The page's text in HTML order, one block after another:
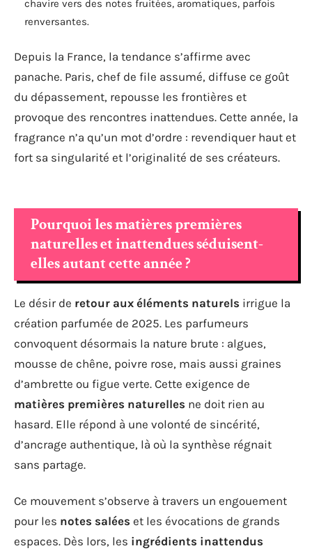
chavire vers des notes fruitées, aromatiques, parfois
renversantes.
Depuis la France, la tendance s’affirme avec
panache. Paris, chef de file assumé, diffuse ce goût
du dépassement, repousse les frontières et
provoque des rencontres inattendues. Cette année, la
fragrance n’a qu’un mot d’ordre : revendiquer haut et
fort sa singularité et l’originalité de ses créateurs.
Pourquoi les matières premières
naturelles et inattendues séduisent-
elles autant cette année ?
Le désir de retour aux éléments naturels irrigue la
création parfumée de 2025. Les parfumeurs
convoquent désormais la nature brute : algues,
mousse de chêne, poivre rose, mais aussi graines
d’ambrette ou figue verte. Cette exigence de
matières premières naturelles ne doit rien au
hasard. Elle répond à une volonté de sincérité,
d’ancrage authentique, là où la synthèse régnait
sans partage.
Ce mouvement s’observe à travers un engouement
pour les notes salées et les évocations de grands
espaces. Dès lors, les ingrédients inattendus